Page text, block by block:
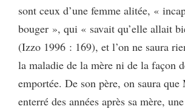
sont ceux d’une femme alitée, «
bouger », qui « savait qu’elle allait
(Izzo 1996 : 169), et l’on ne saura
la maladie de la mère ni de la façon
emportée. De son père, on saura que
enterré des années après sa mère,